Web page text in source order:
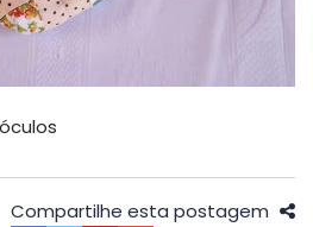
Compartilhe esta postagem